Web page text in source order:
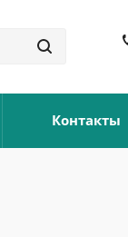
Контакты